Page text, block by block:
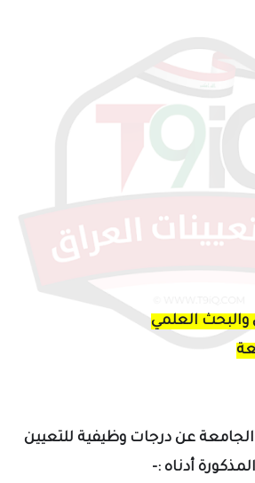
والبحث العلمي
الجامعة عن درجات وظيفية للتعيين
أدناه :-